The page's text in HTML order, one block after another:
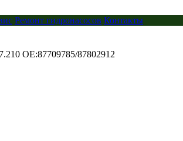
Ремонт гидронасосов Контакты
OE:87709785/87802912